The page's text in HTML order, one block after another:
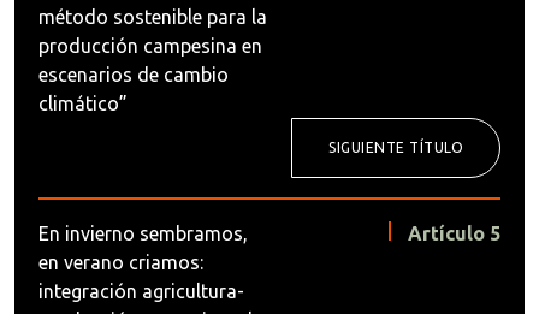
método sostenible para la
producción campesina en
escenarios de cambio
climático”
SIGUIENTE TÍTULO
En invierno sembramos,
en verano criamos:
integración agricultura-
Artículo 5